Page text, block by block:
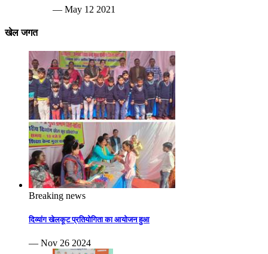
— May 12 2021
खेल जगत
Breaking news
दिव्यांग खेलकूट प्रतियोगिता का आयोजन हुआ
— Nov 26 2024